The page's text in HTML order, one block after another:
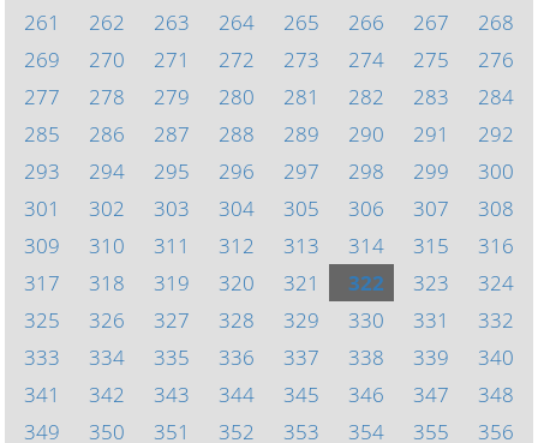
261
262 263 264 265 266 267
268
269
270 271 272 273 274 275
276
277
278 279 280 281 282 283
284
285
286 287 288 289 290 291
292
293
294 295 296 297 298 299
300
301
302 303 304 305 306 307
308
309
310 311 312 313 314 315
316
317
318 319 320 321 322 323
324
325
326 327 328 329 330 331
332
333
334 335 336 337 338 339
340
341
342 343 344 345 346 347
348
349
350 351 352 353 354 355 356